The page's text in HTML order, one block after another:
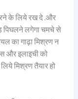
के लिये रख दे .और
पिघलने लगेगा चमचे से
का गाढ़ा मिश्रण न
और इलाइची को
मिश्रण तैयार हो